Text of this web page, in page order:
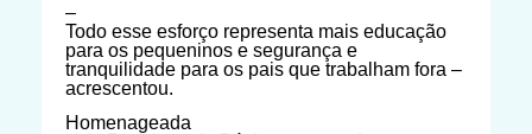
–
Todo esse esforço representa mais educação
para os pequeninos e segurança e
tranquilidade para os pais que trabalham fora –
acrescentou.
Homenageada